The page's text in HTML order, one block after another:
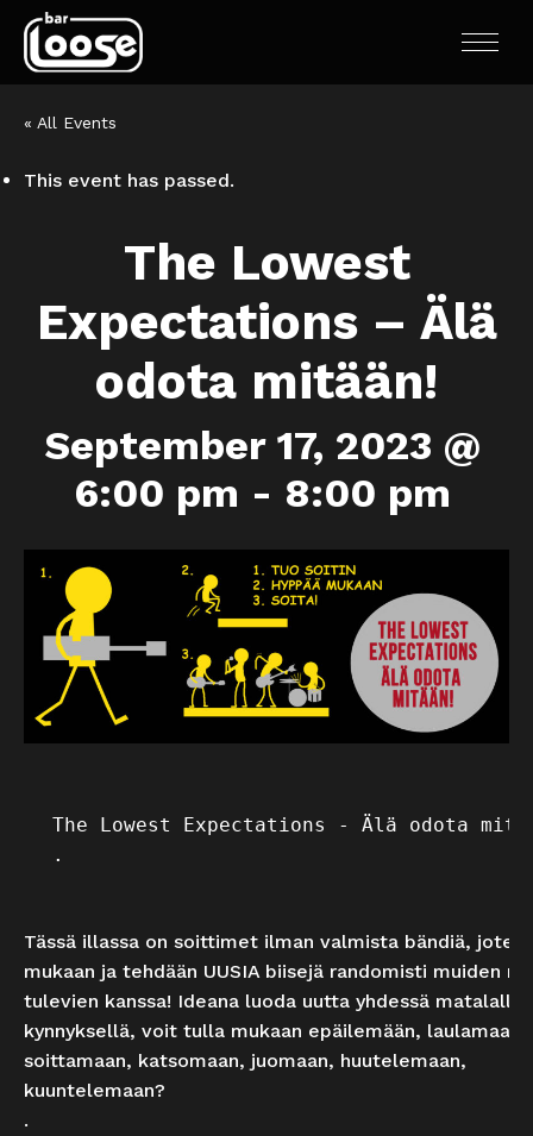
« All Events
This event has passed.
The Lowest
Expectations – Älä
odota mitään!
September 17, 2023 @
6:00 pm - 8:00 pm
The Lowest Expectations
- Älä odota
.
Tässä illassa on soittimet ilman valmista bändiä, joten
mukaan ja tehdään UUSIA biisejä randomisti muiden
tulevien kanssa! Ideana luoda uutta yhdessä matalalla
kynnyksellä, voit tulla mukaan epäilemään, laulamaan,
soittamaan, katsomaan, juomaan, huutelemaan,
kuuntelemaan?
.